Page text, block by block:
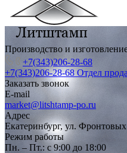
Производство и
+7(343)206-28-68
+7(343)206-28-68 Отдел
Заказать звонок
E-mail
market@litshtamp-po.ru
Адрес
Екатеринбург, ул.
Режим работы
Пн. – Пт.: с 9:00 до 18:00